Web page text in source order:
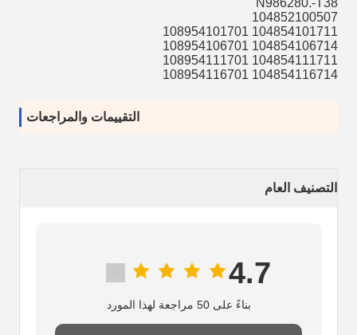
N986280.-T38
104852100507
104854101711 108954101701
104854106714 108954106701
104854111711 108954111701
104854116714 108954116701
التقييمات والمراجعات
التصنيف العام
4.7
بناءً على 50 مراجعة لهذا المورد